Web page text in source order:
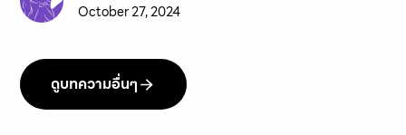
October 27, 2024
ดูบทความอื่นๆ